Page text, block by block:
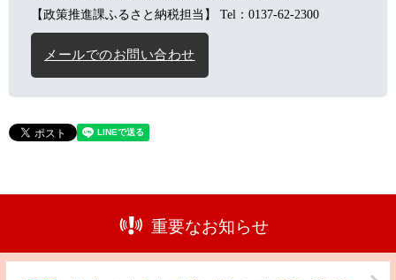
【政策推進課ふるさと納税担当】
Tel：0137-62-2300
メールでのお問い合わせ
重要なお知らせ